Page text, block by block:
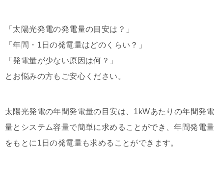
「太陽光発電の発電量の目安は？」
「年間・1日の発電量はどのくらい？」
「発電量が少ない原因は何？」
とお悩みの方もご安心ください。
太陽光発電の年間発電量の目安は、1kWあたりの年間発電
量とシステム容量で簡単に求めることができ、年間発電量
をもとに1日の発電量も求めることができます。